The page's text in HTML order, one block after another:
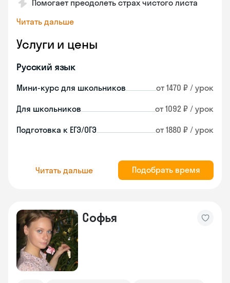
Помогает преодолеть страх чистого листа
Читать дальше
Услуги и цены
Русский язык
Мини-курс для школьников от 1470 ₽ / урок
Для школьников от 1092 ₽ / урок
Подготовка к ЕГЭ/ОГЭ от 1880 ₽ / урок
Читать дальше Подобрать время
Софья